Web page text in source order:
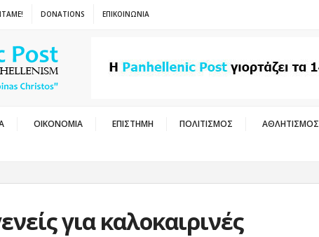
DONATIONS ΕΠΙΚΟΙΝΩΝΙΑ
ΟΙΚΟΝΟΜΙΑ ΕΠΙΣΤΗΜΗ ΠΟΛΙΤΙΣΜΟΣ ΑΘΛΗΤΙΣΜΟΣ
για καλοκαιρινές